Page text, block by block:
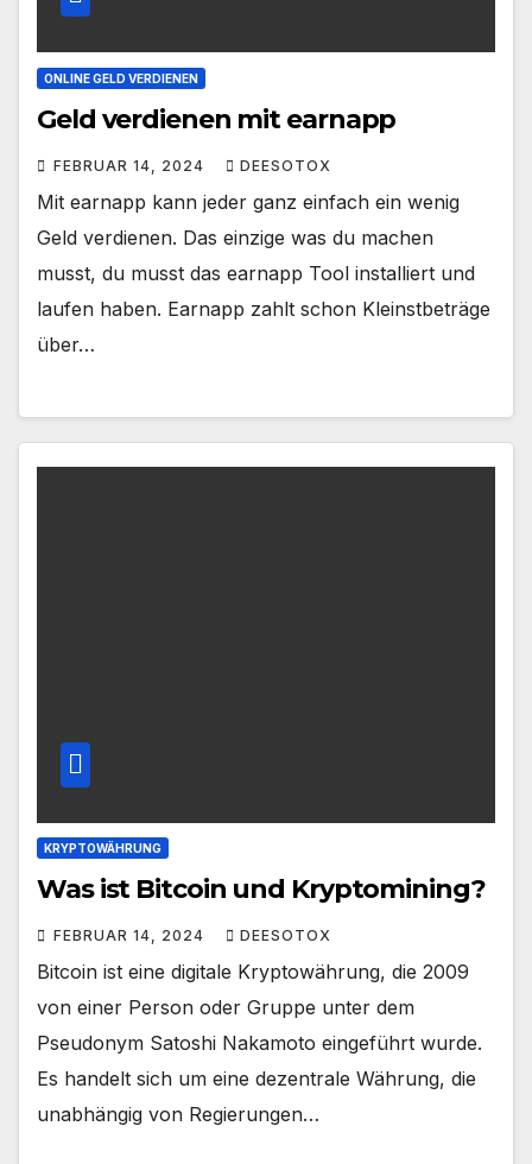
ONLINE GELD VERDIENEN
Geld verdienen mit earnapp
FEBRUAR 14, 2024 DEESOTOX
Mit earnapp kann jeder ganz einfach ein wenig
Geld verdienen. Das einzige was du machen
musst, du musst das earnapp Tool installiert und
laufen haben. Earnapp zahlt schon Kleinstbeträge
über…
KRYPTOWÄHRUNG
Was ist Bitcoin und Kryptomining?
FEBRUAR 14, 2024 DEESOTOX
Bitcoin ist eine digitale Kryptowährung, die 2009
von einer Person oder Gruppe unter dem
Pseudonym Satoshi Nakamoto eingeführt wurde.
Es handelt sich um eine dezentrale Währung, die
unabhängig von Regierungen…